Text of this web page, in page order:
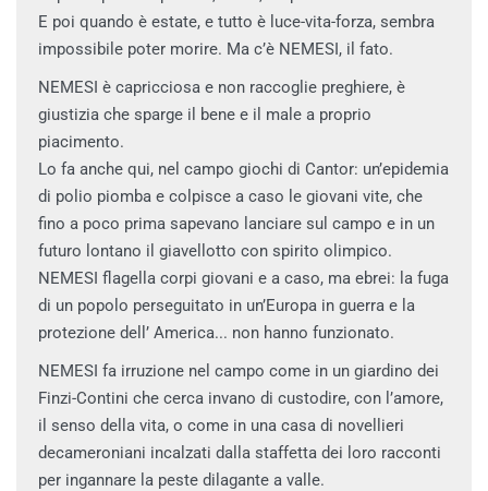
E poi quando è estate, e tutto è luce-vita-forza, sembra
impossibile poter morire. Ma c’è NEMESI, il fato.
NEMESI è capricciosa e non raccoglie preghiere, è
giustizia che sparge il bene e il male a proprio
piacimento.
Lo fa anche qui, nel campo giochi di Cantor: un’epidemia
di polio piomba e colpisce a caso le giovani vite, che
fino a poco prima sapevano lanciare sul campo e in un
futuro lontano il giavellotto con spirito olimpico.
NEMESI flagella corpi giovani e a caso, ma ebrei: la fuga
di un popolo perseguitato in un’Europa in guerra e la
protezione dell’ America... non hanno funzionato.
NEMESI fa irruzione nel campo come in un giardino dei
Finzi-Contini che cerca invano di custodire, con l’amore,
il senso della vita, o come in una casa di novellieri
decameroniani incalzati dalla staffetta dei loro racconti
per ingannare la peste dilagante a valle.